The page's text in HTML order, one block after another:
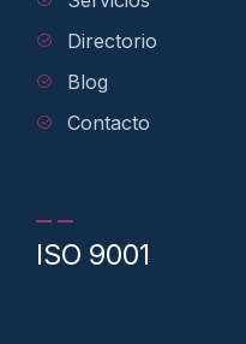
Directorio
Blog
Contacto
ISO 9001